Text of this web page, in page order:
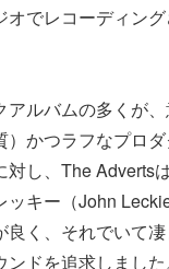
オでレコーディン
アルバムの多くが
）かつラフなプロ
対し、The Adverts
ッキー（John
良く、それでいて
ドを追求しました